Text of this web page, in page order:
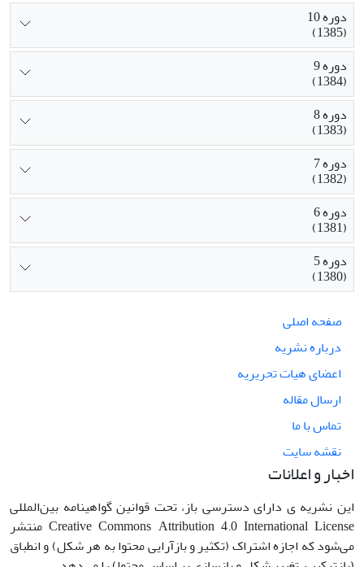
دوره 10
(1385)
دوره 9
(1384)
دوره 8
(1383)
دوره 7
(1382)
دوره 6
(1381)
دوره 5
(1380)
صفحه اصلی
درباره نشریه
اعضای هیات تحریریه
ارسال مقاله
تماس با ما
نقشه سایت
اخبار و اعلانات
این نشریه ی دارای دسترسی باز، تحت قوانین گواهینامه بین‌المللی
Creative Commons Attribution 4.0 International License منتشر
می‌شود که اجازه اشتراک (تکثیر و بازآرایی محتوا به هر شکل) و انطباق